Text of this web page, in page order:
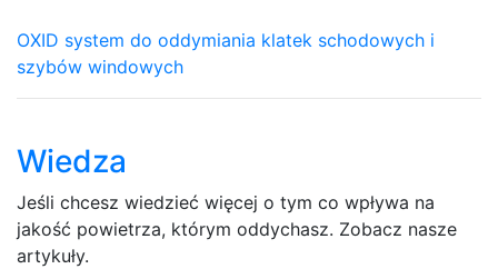
OXID system do oddymiania klatek schodowych i
szybów windowych
Wiedza
Jeśli chcesz wiedzieć więcej o tym co wpływa na
jakość powietrza, którym oddychasz. Zobacz nasze
artykuły.